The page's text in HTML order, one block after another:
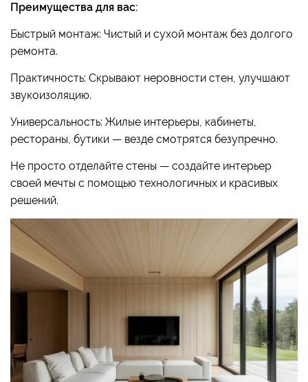
Преимущества для вас:
Быстрый монтаж: Чистый и сухой монтаж без долгого
ремонта.
Практичность: Скрывают неровности стен, улучшают
звукоизоляцию.
Универсальность: Жилые интерьеры, кабинеты,
рестораны, бутики — везде смотрятся безупречно.
Не просто отделайте стены — создайте интерьер
своей мечты с помощью технологичных и красивых
решений.